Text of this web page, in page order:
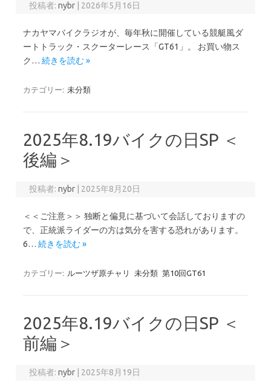
投稿者:nybr 2026年5月16日
ナカヤマバイクラジオが、毎年秋に開催している競艇風ダ
ートトラック・スクーターレース「GT61」。 お買い物ス
ク… 続きを読む »
カテゴリー: 未分類
2025年8.19バイクの日SP ＜
後編＞
投稿者:nybr 2025年8月20日
＜＜ご注意＞＞ 独断と偏見に基づいて会話しておりますの
で、正統派ライダーの方は気分を害する恐れがあります。
6… 続きを読む »
カテゴリー: ルーツザ原チャリ 未分類 第10回GT61
2025年8.19バイクの日SP ＜
前編＞
投稿者:nybr 2025年8月19日